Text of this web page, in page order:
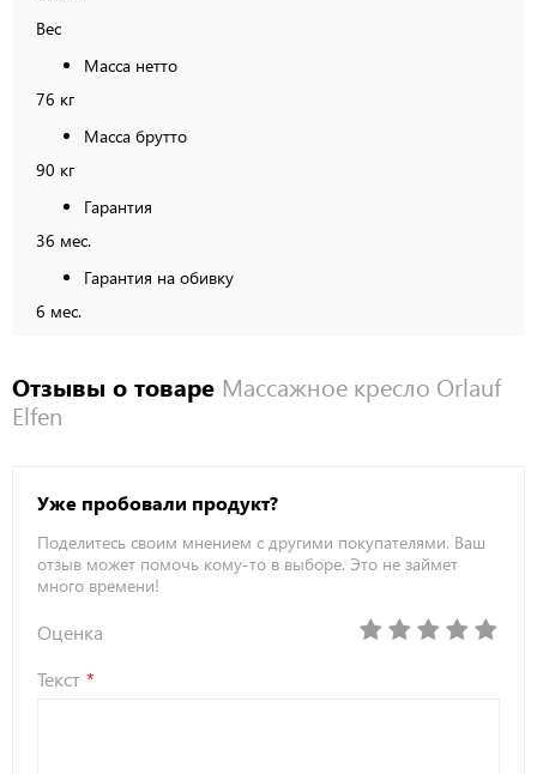
Вес
Масса нетто
76 кг
Масса брутто
90 кг
Гарантия
36 мес.
Гарантия на обивку
6 мес.
Отзывы о товаре Массажное кресло Orlauf
Elfen
Уже пробовали продукт?
Поделитесь своим мнением с другими покупателями. Ваш
отзыв может помочь кому-то в выборе. Это не займет
много времени!
Оценка
Текст